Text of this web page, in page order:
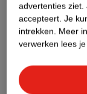
Bestel &
advertenties ziet.
accepteert. Je
intrekken. Meer
verwerken lees